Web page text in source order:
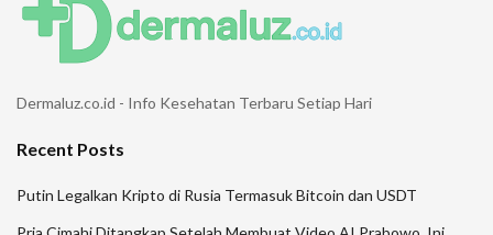
Dermaluz.co.id - Info Kesehatan Terbaru Setiap Hari
Recent Posts
Putin Legalkan Kripto di Rusia Termasuk Bitcoin dan USDT